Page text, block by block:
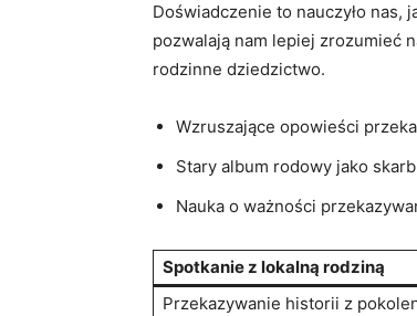
Doświadczenie‌ to nauczyło nas,‍
pozwalają nam‍ lepiej zrozumieć
rodzinne dziedzictwo.
Wzruszające opowieści⁣
Stary⁢ album rodowy jako
Nauka o⁢ ważności⁤
Spotkanie z lokalną ‌rodziną
Przekazywanie⁤ historii z